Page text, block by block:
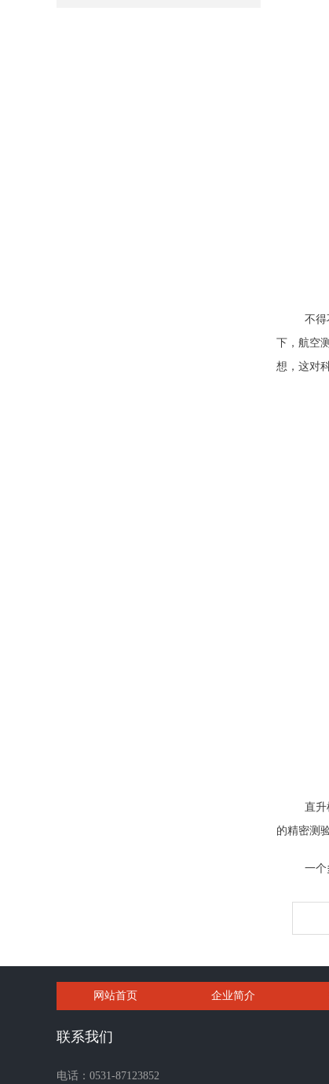
不得
下，航空
想，这对
直升
的精密测
一个
网站首页 企业简介
联系我们
电话：0531-87123852